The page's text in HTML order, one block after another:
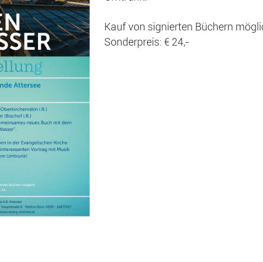
Kauf von signierten Büchern
Sonderpreis: € 24,-